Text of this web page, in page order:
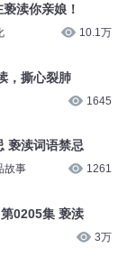
渎你亲娘！
10.1万
，撕心裂肺
1645
亵渎词语禁忌
故事 1261
0205集 亵渎
3万